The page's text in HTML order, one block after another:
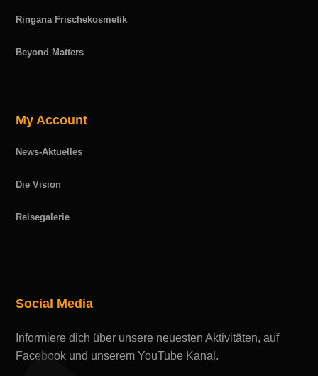
Ringana Frischekosmetik
Beyond Matters
My Account
News-Aktuelles
Die Vision
Reisegalerie
Social Media
Informiere dich über unsere neuesten Aktivitäten, auf
Facebook und unserem YouTube Kanal.